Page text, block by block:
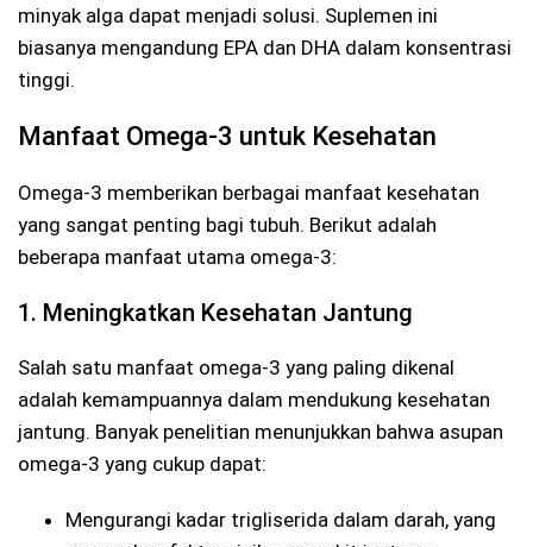
minyak alga dapat menjadi solusi. Suplemen ini
biasanya mengandung EPA dan DHA dalam konsentrasi
tinggi.
Manfaat Omega-3 untuk Kesehatan
Omega-3 memberikan berbagai manfaat kesehatan
yang sangat penting bagi tubuh. Berikut adalah
beberapa manfaat utama omega-3:
1. Meningkatkan Kesehatan Jantung
Salah satu manfaat omega-3 yang paling dikenal
adalah kemampuannya dalam mendukung kesehatan
jantung. Banyak penelitian menunjukkan bahwa asupan
omega-3 yang cukup dapat:
Mengurangi kadar trigliserida dalam darah, yang